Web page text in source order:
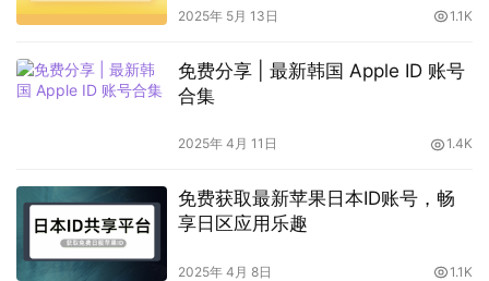
2025年 5月 13日 1.1K
免费分享 | 最新韩国 Apple ID 账号
合集
2025年 4月 11日 1.4K
免费获取最新苹果日本ID账号，畅
享日区应用乐趣
2025年 4月 8日 1.1K